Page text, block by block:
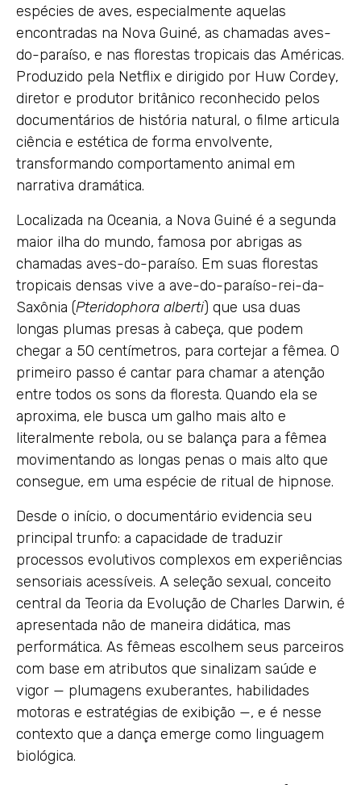
espécies de aves, especialmente aquelas
encontradas na Nova Guiné, as chamadas aves-
do-paraíso, e nas florestas tropicais das Américas.
Produzido pela Netflix e dirigido por Huw Cordey,
diretor e produtor britânico reconhecido pelos
documentários de história natural, o filme articula
ciência e estética de forma envolvente,
transformando comportamento animal em
narrativa dramática.
Localizada na Oceania, a Nova Guiné é a segunda
maior ilha do mundo, famosa por abrigas as
chamadas aves-do-paraíso. Em suas florestas
tropicais densas vive a ave-do-paraíso-rei-da-
Saxônia (Pteridophora alberti) que usa duas
longas plumas presas à cabeça, que podem
chegar a 50 centímetros, para cortejar a fêmea. O
primeiro passo é cantar para chamar a atenção
entre todos os sons da floresta. Quando ela se
aproxima, ele busca um galho mais alto e
literalmente rebola, ou se balança para a fêmea
movimentando as longas penas o mais alto que
consegue, em uma espécie de ritual de hipnose.
Desde o início, o documentário evidencia seu
principal trunfo: a capacidade de traduzir
processos evolutivos complexos em experiências
sensoriais acessíveis. A seleção sexual, conceito
central da Teoria da Evolução de Charles Darwin, é
apresentada não de maneira didática, mas
performática. As fêmeas escolhem seus parceiros
com base em atributos que sinalizam saúde e
vigor — plumagens exuberantes, habilidades
motoras e estratégias de exibição —, e é nesse
contexto que a dança emerge como linguagem
biológica.